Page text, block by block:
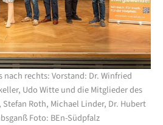
rechts: Vorstand: Dr. Winfried
Udo Witte und die Mitglieder des
Roth, Michael Linder, Dr. Hubert
Foto: BEn-Südpfalz